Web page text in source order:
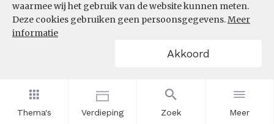
Thema's Verdieping Zoek Meer
waarmee wij het gebruik van de website kunnen meten.
Deze cookies gebruiken geen persoonsgegevens.Meer
informatie
Akkoord
AANDEEL NEETS NAAR REGIO
Filters